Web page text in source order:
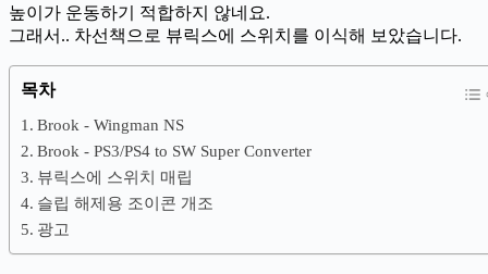
높이가 운동하기 적합하지 않네요.
그래서.. 차선책으로 뷰릭스에 스위치를 이식해 보았습니다.
목차
Brook - Wingman NS
Brook - PS3/PS4 to SW Super Converter
뷰릭스에 스위치 매립
슬립 해제용 조이콘 개조
광고